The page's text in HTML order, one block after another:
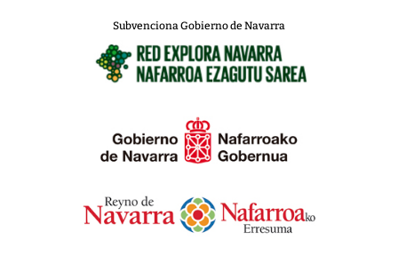
Subvenciona Gobierno de Navarra